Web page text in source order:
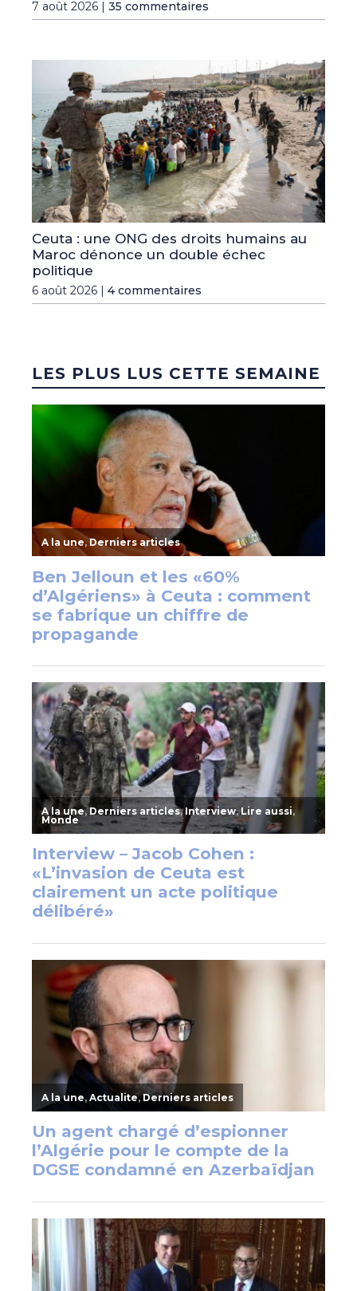
7 août 2026 | 35 commentaires
Ceuta : une ONG des droits humains au
Maroc dénonce un double échec
politique
6 août 2026 | 4 commentaires
LES PLUS LUS CETTE SEMAINE